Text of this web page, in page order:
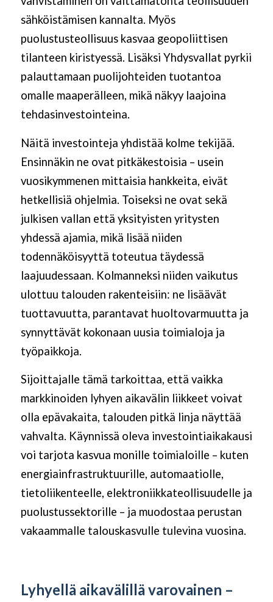
sähköistämisen kannalta. Myös
puolustusteollisuus kasvaa geopoliittisen
tilanteen kiristyessä. Lisäksi Yhdysvallat pyrkii
palauttamaan puolijohteiden tuotantoa
omalle maaperälleen, mikä näkyy laajoina
tehdasinvestointeina.
Näitä investointeja yhdistää kolme tekijää.
Ensinnäkin ne ovat pitkäkestoisia – usein
vuosikymmenen mittaisia hankkeita, eivät
hetkellisiä ohjelmia. Toiseksi ne ovat sekä
julkisen vallan että yksityisten yritysten
yhdessä ajamia, mikä lisää niiden
todennäköisyyttä toteutua täydessä
laajuudessaan. Kolmanneksi niiden vaikutus
ulottuu talouden rakenteisiin: ne lisäävät
tuottavuutta, parantavat huoltovarmuutta ja
synnyttävät kokonaan uusia toimialoja ja
työpaikkoja.
Sijoittajalle tämä tarkoittaa, että vaikka
markkinoiden lyhyen aikavälin liikkeet voivat
olla epävakaita, talouden pitkä linja näyttää
vahvalta. Käynnissä oleva investointiaikakausi
voi tarjota kasvua monille toimialoille – kuten
energiainfrastruktuurille, automaatiolle,
tietoliikenteelle, elektroniikkateollisuudelle ja
puolustussektorille – ja muodostaa perustan
vakaammalle talouskasvulle tulevina vuosina.
Lyhyellä aikavälillä varovainen –